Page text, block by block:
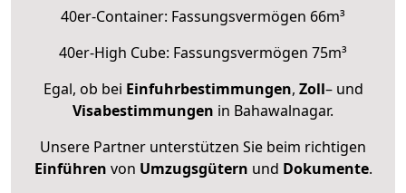
40er-Container: Fassungsvermögen 66m³
40er-High Cube: Fassungsvermögen 75m³
Egal, ob bei Einfuhrbestimmungen, Zoll– und
Visabestimmungen in Bahawalnagar.
Unsere Partner unterstützen Sie beim richtigen
Einführen von Umzugsgütern und Dokumente.